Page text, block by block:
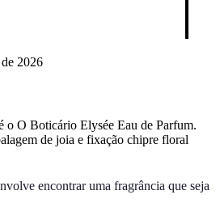
2026
o O Boticário Elysée Eau de Parfum.
de joia e fixação chipre floral
encontrar uma fragrância que seja